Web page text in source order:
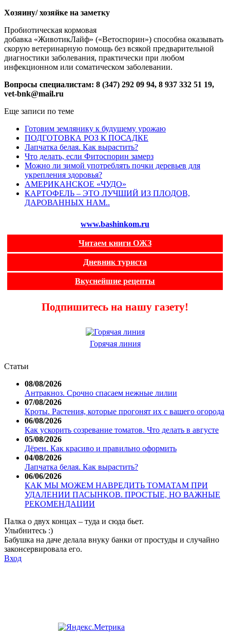
Хозяину/ хозяйке на заметку
Пробиотическая кормовая
добавка «ЖивотикЛайф» («Ветоспорин») способна оказывать
скорую ветеринарную помощь без всякой предварительной
диагностики заболевания, практически при любом
инфекционном или соматическом заболевании.
Вопросы специалистам: 8 (347) 292 09 94, 8 937 332 51 19,
vet-bnk@mail.ru
Еще записи по теме
Готовим землянику к будущему урожаю
ПОДГОТОВКА РОЗ К ПОСАДКЕ
Лапчатка белая. Как вырастить?
Что делать, если Фитоспорин замерз
Можно ли зимой употреблять почки деревьев для
укрепления здоровья?
АМЕРИКАНСКОЕ «ЧУДО»
КАРТОФЕЛЬ – ЭТО ЛУЧШИЙ ИЗ ПЛОДОВ,
ДАРОВАННЫХ НАМ..
www.bashinkom.ru
Читаем книги ОЖЗ
Дневник туриста
Вкуснейшие рецепты
Подпишитесь на нашу газету!
Горячая линия
Статьи
08/08/2026
Антракноз. Срочно спасаем нежные лилии
07/08/2026
Кроты. Растения, которые прогонят их с вашего огорода
06/08/2026
Как ускорить созревание томатов. Что делать в августе
05/08/2026
Дёрен. Как красиво и правильно оформить
04/08/2026
Лапчатка белая. Как вырастить?
06/06/2026
КАК МЫ МОЖЕМ НАВРЕДИТЬ ТОМАТАМ ПРИ
УДАЛЕНИИ ПАСЫНКОВ. ПРОСТЫЕ, НО ВАЖНЫЕ
РЕКОМЕНДАЦИИ
Палка о двух концах – туда и сюда бьет.
Улыбнитесь :)
Бабушка на даче делала внуку банки от простуды и случайно
законсервировала его.
Вход